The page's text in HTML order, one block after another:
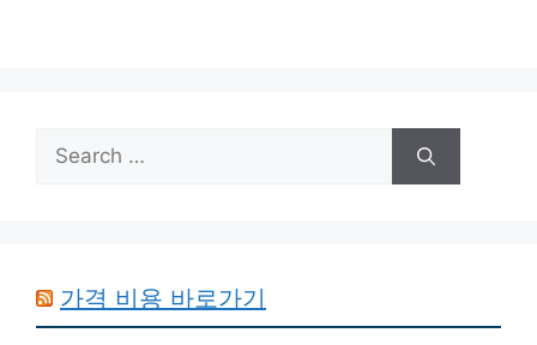
Search
for:
가격 비용 바로가기